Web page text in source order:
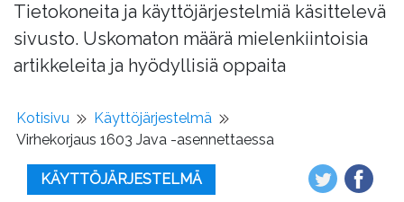
Tietokoneita ja käyttöjärjestelmiä käsittelevä
sivusto. Uskomaton määrä mielenkiintoisia
artikkeleita ja hyödyllisiä oppaita
Kotisivu
Käyttöjärjestelmä
Virhekorjaus 1603 Java -asennettaessa
KÄYTTÖJÄRJESTELMÄ